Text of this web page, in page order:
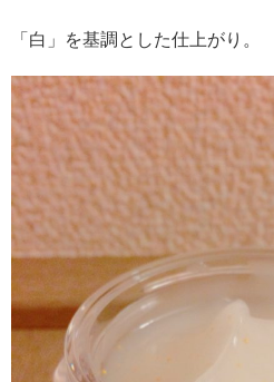
「白」を基調とした仕上がり。